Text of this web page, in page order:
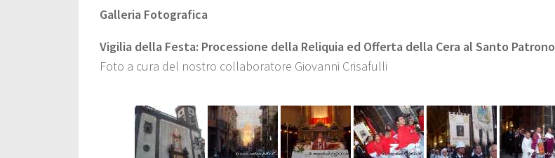
Galleria Fotografica
Vigilia della Festa: Processione della Reliquia ed Offerta della Cera al Santo Patrono
Foto a cura del nostro collaboratore Giovanni Crisafulli